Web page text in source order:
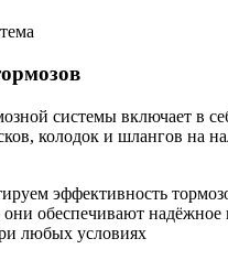
системы включает в
колодок и шлангов на
эффективность
они обеспечивают надёжное
любых условиях